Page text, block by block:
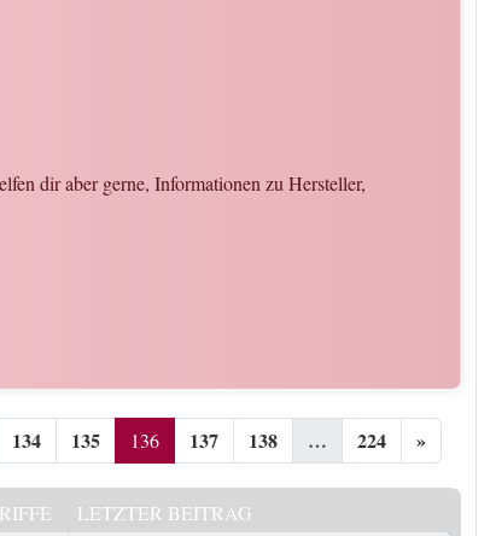
dir aber gerne, Informationen zu Hersteller,
134 135 136 137 138 … 224 »
LETZTER BEITRAG